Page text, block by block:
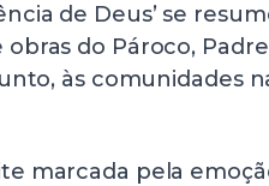
de Deus’ se
obras do Pároco,
às comunidades
marcada pela